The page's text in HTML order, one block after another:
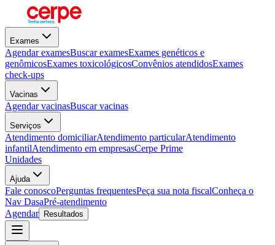
Exames
Agendar examesBuscar examesExames genéticos e
genômicosExames toxicológicosConvênios atendidosExames
check-ups
Vacinas
Agendar vacinasBuscar vacinas
Serviços
Atendimento domiciliarAtendimento particularAtendimento
infantilAtendimento em empresasCerpe Prime
Unidades
Ajuda
Fale conoscoPerguntas frequentesPeça sua nota fiscalConheça o
Nav DasaPré-atendimento
Agendar
Resultados